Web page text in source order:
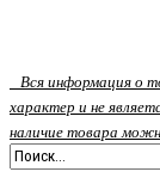
Вся информация о
характер и не
наличие товара